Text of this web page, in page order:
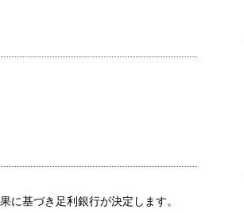
に基づき足利銀行が決定します。